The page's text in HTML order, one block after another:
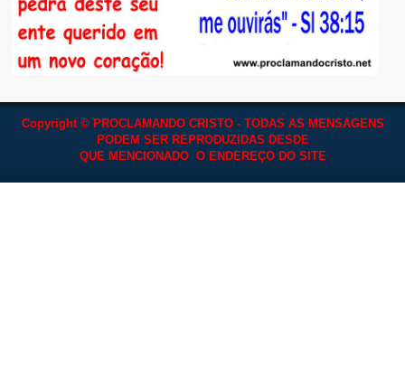
Copyright © PROCLAMANDO CRISTO - TODAS AS MENSAGENS
PODEM SER REPRODUZIDAS DESDE
QUE MENCIONADO O ENDEREÇO DO SITE